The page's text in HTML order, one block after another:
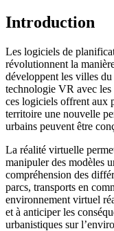
Introduction
Les logiciels de
révolutionnent la
développent les villes
technologie VR avec
ces logiciels offrent aux
territoire une nouvelle
urbains peuvent être
La réalité virtuelle
manipuler des modèles
compréhension des
parcs, transports en
environnement virtuel
et à anticiper les
urbanistiques sur